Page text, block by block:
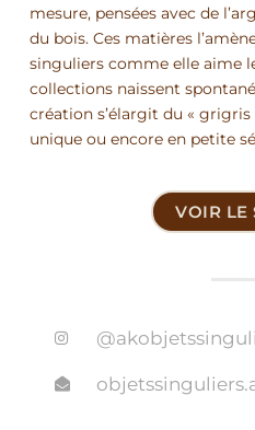
mesure, pensées avec de
du bois. Ces matières
singuliers comme elle aime
collections naissent
création s’élargit du « grigris
unique ou encore en petite
VOIR LE